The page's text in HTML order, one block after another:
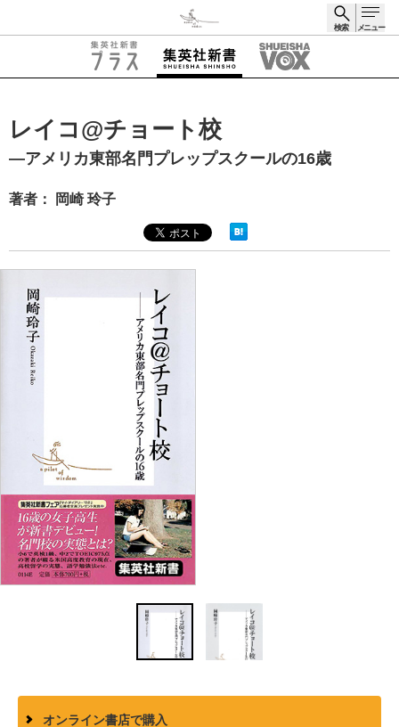
検索 メニュー
レイコ@チョート校
―アメリカ東部名門プレップスクールの16歳
著者： 岡崎 玲子
オンライン書店で購入